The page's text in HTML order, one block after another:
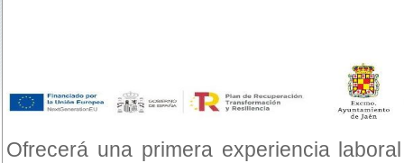
Ofrecerá una primera experiencia